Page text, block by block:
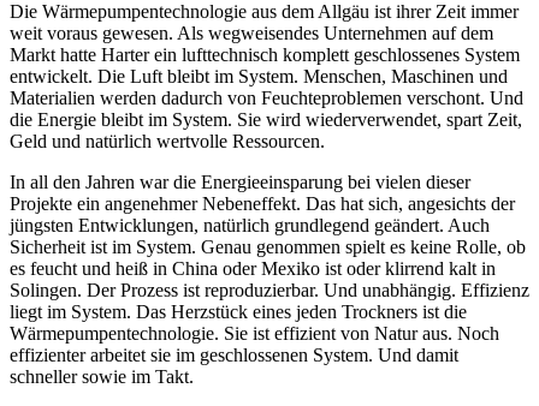
Die Wärmepumpentechnologie aus dem Allgäu ist ihrer Zeit immer
weit voraus gewesen. Als wegweisendes Unternehmen auf dem
Markt hatte Harter ein lufttechnisch komplett geschlossenes System
entwickelt. Die Luft bleibt im System. Menschen, Maschinen und
Materialien werden dadurch von Feuchteproblemen verschont. Und
die Energie bleibt im System. Sie wird wiederverwendet, spart Zeit,
Geld und natürlich wertvolle Ressourcen.
In all den Jahren war die Energieeinsparung bei vielen dieser
Projekte ein angenehmer Nebeneffekt. Das hat sich, angesichts der
jüngsten Entwicklungen, natürlich grundlegend geändert. Auch
Sicherheit ist im System. Genau genommen spielt es keine Rolle, ob
es feucht und heiß in China oder Mexiko ist oder klirrend kalt in
Solingen. Der Prozess ist reproduzierbar. Und unabhängig. Effizienz
liegt im System. Das Herzstück eines jeden Trockners ist die
Wärmepumpentechnologie. Sie ist effizient von Natur aus. Noch
effizienter arbeitet sie im geschlossenen System. Und damit
schneller sowie im Takt.